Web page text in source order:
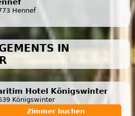
Hennef
IN
Hotel Königswinter
Königswinter
Zimmer buchen